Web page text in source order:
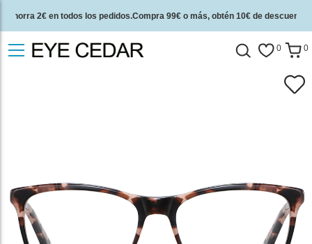
Ahorra 2€ en todos los pedidos.Compra 99€ o más, obtén 10€ de descuento.
2 años de garantía de calidad y 30 días de garantía de devolución del dinero.
0 0